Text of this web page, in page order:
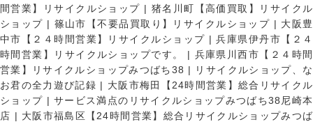
間営業】リサイクルショップ | 猪名川町【高価買取】リサイクル
ショップ | 篠山市【不要品買取り】リサイクルショップ | 大阪豊
中市【２４時間営業】リサイクルショップ |兵庫県伊丹市【２４
時間営業】リサイクルショップです。
| 兵庫県川西市【２４時間
営業】リサイクルショップみつばち38 |
リサイクルショップ、な
お君の全力遊び記録 | 大阪市梅田【24時間営業】総合リサイクル
ショップ |サービス満点のリサイクルショップみつばち38尼崎本
店 | 大阪市福島区【24時間営業】総合リサイクルショップみつば